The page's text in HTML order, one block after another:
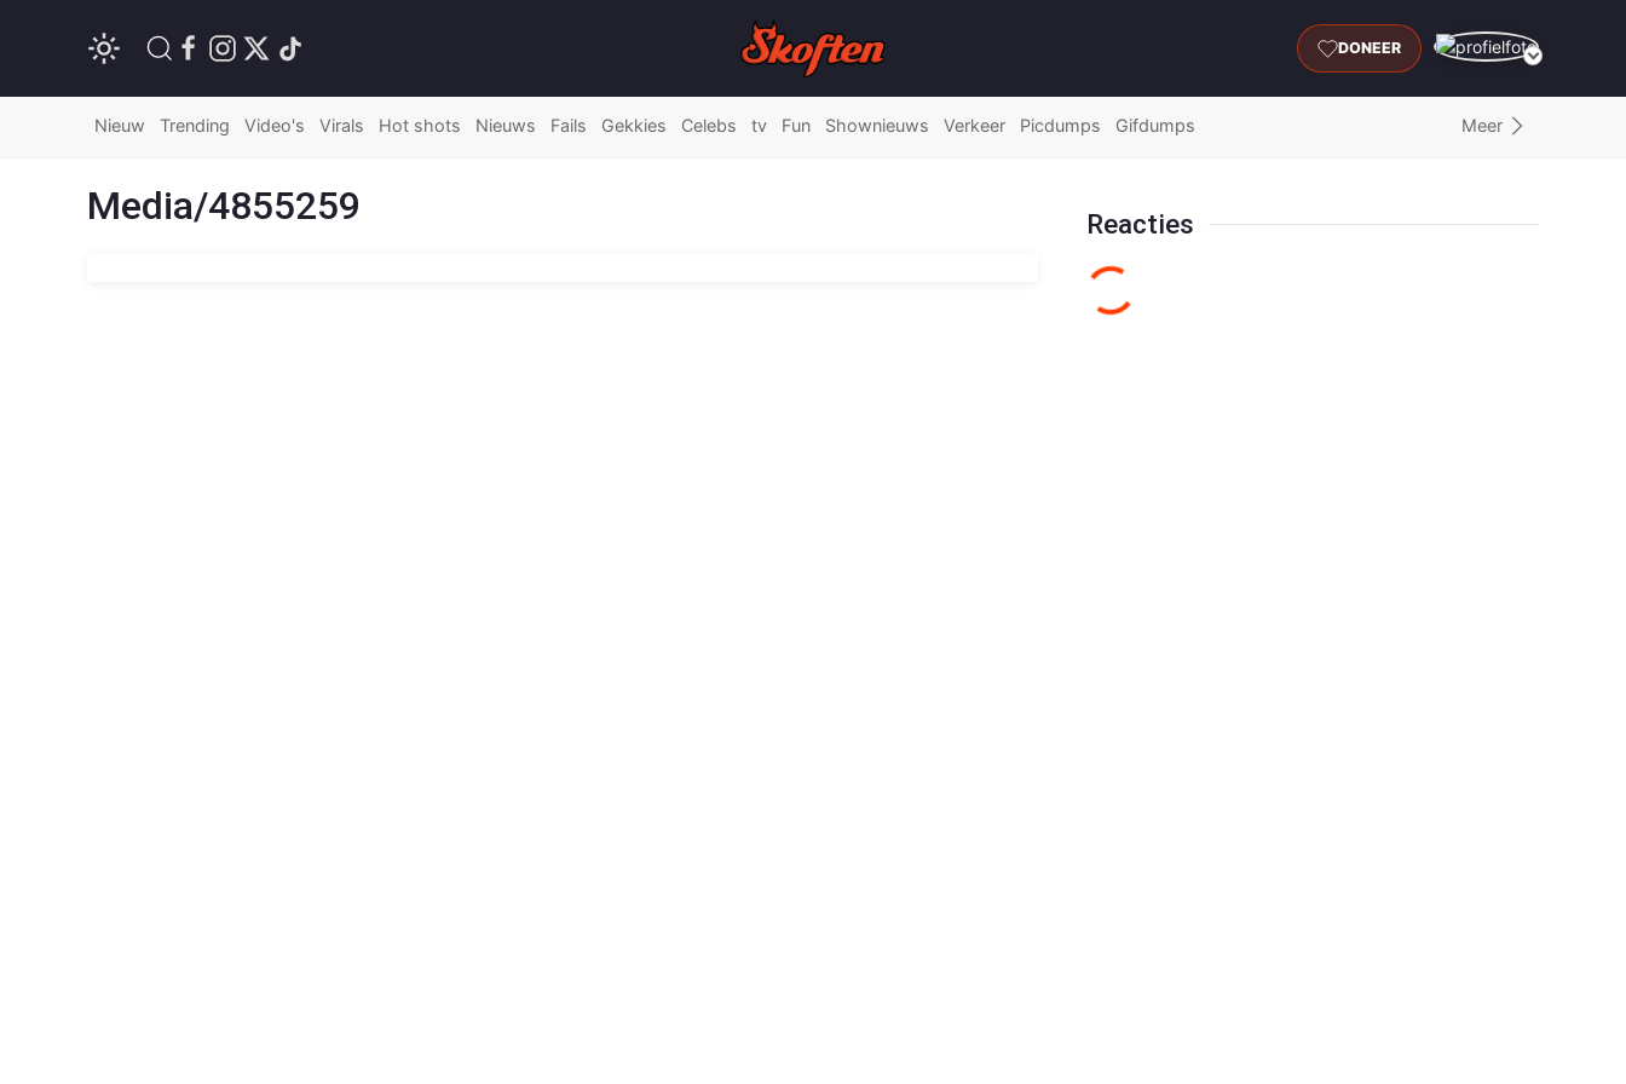
DONEER
Nieuw Trending Video's Virals Hot shots Nieuws Fails Gekkies Celebs tv Fun Shownieuws Verkeer Picdumps Gifdumps Meer
Media/4855259 Reacties